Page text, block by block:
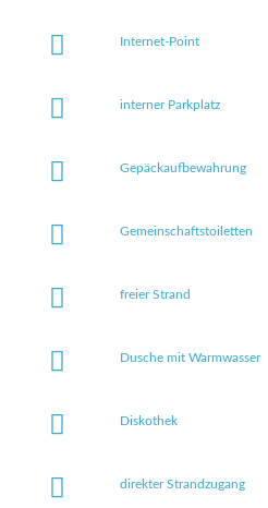
Internet-Point
interner Parkplatz
Gepäckaufbewahrung
Gemeinschaftstoiletten
freier Strand
Dusche mit Warmwasser
Diskothek
direkter Strandzugang